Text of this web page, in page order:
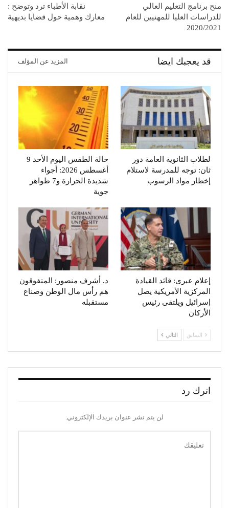
منح برنامج التعليم العالي
للدراسات العليا للمهنيين للعام
2020/2021
نقابة الأطباء ترد وتوضح :
معارك وهمية حول قضايا بديهية
قد يعجبك ايضا المزيد عن المؤلف
لطلاب الثانوية العامة دور
ثان: توجه للمدرسة لاستلام
إخطار مواد الرسوب
حالة الطقس اليوم الأحد 9
أغسطس 2026: أجواء
شديدة الحرارة و7 ظواهر
جوية
إعلام عبرى: قائد القيادة
المركزية الأمريكية يصل
إسرائيل ويلتقى رئيس
الأركان
د. أشرف منصور: المتفوقون
هم رأس مال الوطن وصناع
مستقبله
السابق التالي
اترك رد
لن يتم نشر عنوان بريدك الإلكتروني.